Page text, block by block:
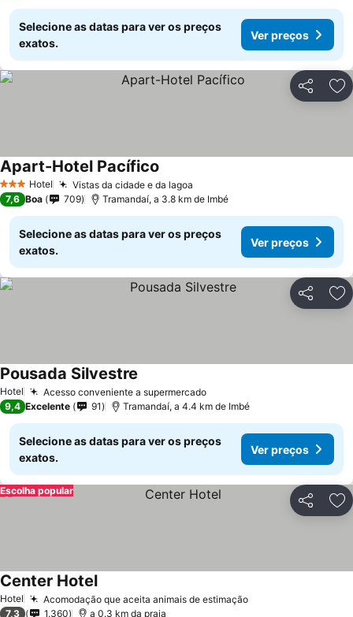
Selecione as datas para ver os preços
exatos.
Ver preços
Partilhar
3 EstrelasHotel Vistas da cidade e da lagoa
Apart-Hotel Pacífico
7,6 Boa 709 Tramandaí, a 3.8 km de Imbé
Selecione as datas para ver os preços
exatos.
Ver preços
Partilhar
Hotel Acesso conveniente a supermercado
Pousada Silvestre
9,4 Excelente 91 Tramandaí, a 4.4 km de Imbé
Selecione as datas para ver os preços
exatos.
Ver preços
Partilhar
Escolha popular
Hotel Acomodação que aceita animais de estimação
Center Hotel
7,3 1.360 a 0.3 km da praia